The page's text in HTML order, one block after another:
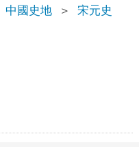
中國史地 ＞ 宋元史